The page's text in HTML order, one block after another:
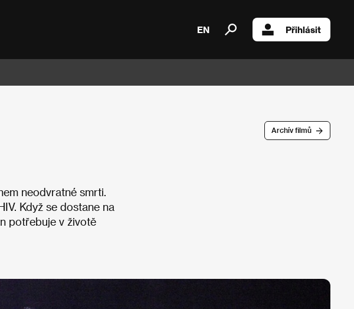
EN Přihlásit
Archív filmů
neodvratné smrti.
Když se dostane na
potřebuje v životě